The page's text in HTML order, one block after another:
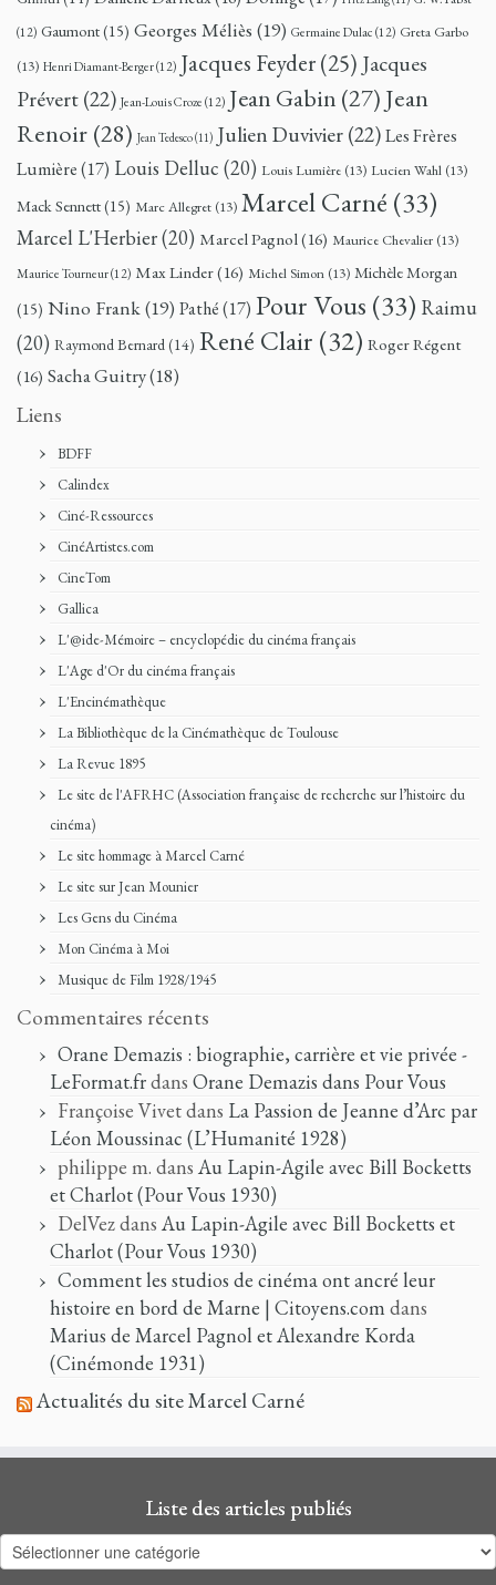
(12) Gaumont(15) Georges Méliès (19) Germaine Dulac (12) Greta Garbo
(13) Henri Diamant-Berger(12) Jacques Feyder(25) Jacques
Prévert(22) Jean-Louis Croze (12) Jean Gabin (27) Jean
Renoir (28) Jean Tedesco(11) Julien Duvivier(22)Les Frères
Lumière(17) Louis Delluc (20) Louis Lumière (13) Lucien Wahl (13)
Mack Sennett(15) Marc Allegret (13) Marcel Carné (33)
Marcel L'Herbier(20) Marcel Pagnol(16) Maurice Chevalier (13)
Maurice Tourneur(12) Max Linder(16) Michel Simon (13) Michèle Morgan
(15) Nino Frank(19) Pathé(17) Pour Vous (33) Raimu
(20) Raymond Bernard(14) René Clair (32) Roger Régent
(16) Sacha Guitry(18)
Liens
BDFF
Calindex
Ciné-Ressources
CinéArtistes.com
CineTom
Gallica
L'@ide-Mémoire – encyclopédie du cinéma français
L'Age d'Or du cinéma français
L'Encinémathèque
La Bibliothèque de la Cinémathèque de Toulouse
La Revue 1895
Le site de l'AFRHC (Association française de recherche sur l’histoire du
cinéma)
Le site hommage à Marcel Carné
Le site sur Jean Mounier
Les Gens du Cinéma
Mon Cinéma à Moi
Musique de Film 1928/1945
Commentaires récents
Orane Demazis : biographie, carrière et vie privée -
LeFormat.frdans Orane Demazis dans Pour Vous
Françoise Vivetdans La Passion de Jeanne d’Arc par
Léon Moussinac (L’Humanité 1928)
philippe m. dans Au Lapin-Agile avec Bill Bocketts
et Charlot (Pour Vous 1930)
DelVezdans Au Lapin-Agile avec Bill Bocketts et
Charlot (Pour Vous 1930)
Comment les studios de cinéma ont ancré leur
histoire en bord de Marne | Citoyens.comdans
Marius de Marcel Pagnol et Alexandre Korda
(Cinémonde 1931)
Actualités du site Marcel Carné
Liste des articles publiés
Liste
des